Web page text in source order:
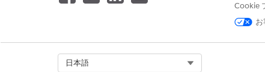
ご意見をお待ちしております。
Cookie
日本語